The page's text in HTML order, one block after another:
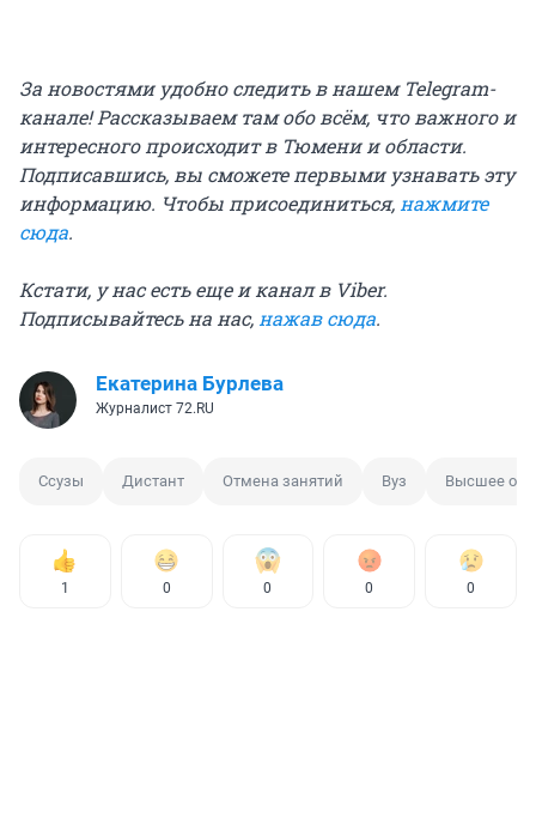
За новостями удобно следить в нашем Telegram-
канале! Рассказываем там обо всём, что важного и
интересного происходит в Тюмени и области.
Подписавшись, вы сможете первыми узнавать эту
информацию. Чтобы присоединиться,нажмите
сюда.
Кстати, у нас есть еще и канал в Viber.
Подписывайтесь на нас,нажав сюда.
Екатерина Бурлева
Журналист 72.RU
Ссузы Дистант Отмена занятий Вуз Высшее
1 0 0 0 0